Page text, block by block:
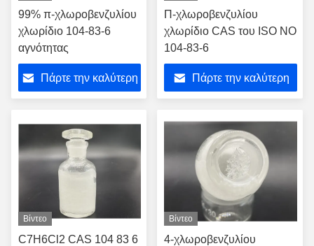
99% π-χλωροβενζυλίου
χλωρίδιο 104-83-6
αγνότητας
Πάρτε την καλύτερη
Π-χλωροβενζυλίου
χλωρίδιο CAS του ISO ΝΟ
104-83-6
Πάρτε την καλύτερη
Βίντεο
C7H6Cl2 CAS 104 83 6
Βίντεο
4-χλωροβενζυλίου